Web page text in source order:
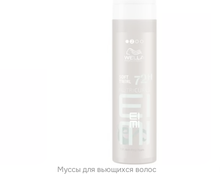
Муссы для вьющихся волос